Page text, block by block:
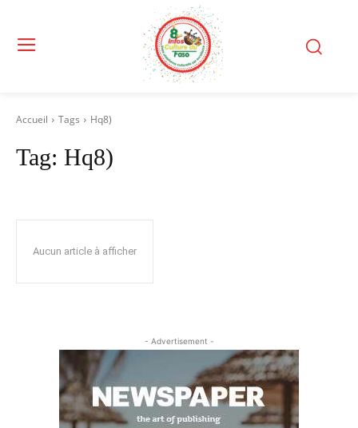
Accueil Tags Hq8)
Tag: Hq8)
Aucun article à afficher
- Advertisement -